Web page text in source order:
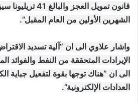
قانون تمويل العجز
الشهرين الأولين من العام المقبل”.
واشار علاوي الى ان “آلية تسديد
الإيرادات المتحققة من النفط والفوائد
الى ان “هناك توجها بقوة لتفعيل جباية
العدادات الإلكترونية”.